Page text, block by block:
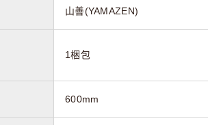
山善(YAMAZEN)
1梱包
600mm